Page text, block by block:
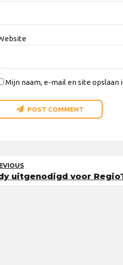
Mijn naam, e-mail en site
POST COMMENT
uitgenodigd voor